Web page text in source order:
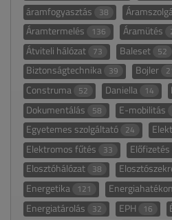
áramfogyasztás 38
Áramtermelés 136 Áramütés
Átviteli hálózat 73 Baleset 52
Biztonságtechnika 39 Bojler
Construma 52 Daniella 14
Dokumentálás 58 E-mobilitás
Egyetemes szolgáltató 24
Elektromos fűtés 33 Előfizetés
Elosztóhálózat 38
Energetika 121
Energiatárolás 32 EPH 16